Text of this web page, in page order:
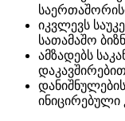
იკვლევს
სათამაშო
ამზადებს
ინიცირებული